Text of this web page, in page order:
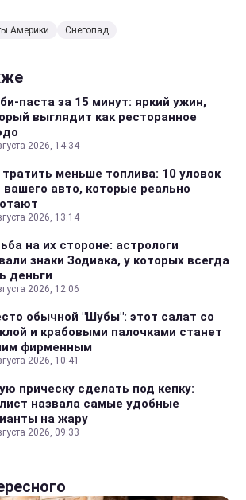
Америки Снегопад
паста за 15 минут: яркий ужин,
выглядит как ресторанное
2026, 14:34
тратить меньше топлива: 10 уловок
вашего авто, которые реально
2026, 13:14
на их стороне: астрологи
знаки Зодиака, у которых всегда
деньги
2026, 12:06
обычной "Шубы": этот салат со
и крабовыми палочками станет
фирменным
2026, 10:41
прическу сделать под кепку:
назвала самые удобные
на жару
2026, 09:33